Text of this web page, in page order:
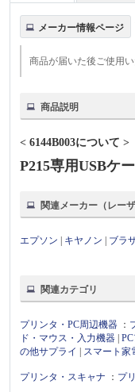
メーカー情報ページ
商品が届いた後ご使用い
商品説明
< 6144B003について >
P215専用USBケ
関連メーカー（レー
エプソン キヤノン ブラ
関連カテゴリ
プリンタ・PC周辺機器 ：
ド・マウス・入力機器 |
の他サプライ
スマート家
プリンタ・スキャナ ： プ